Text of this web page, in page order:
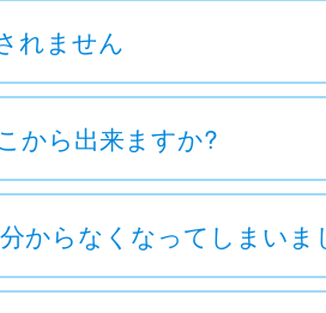
れません
から出来ますか?
からなくなってしまいま